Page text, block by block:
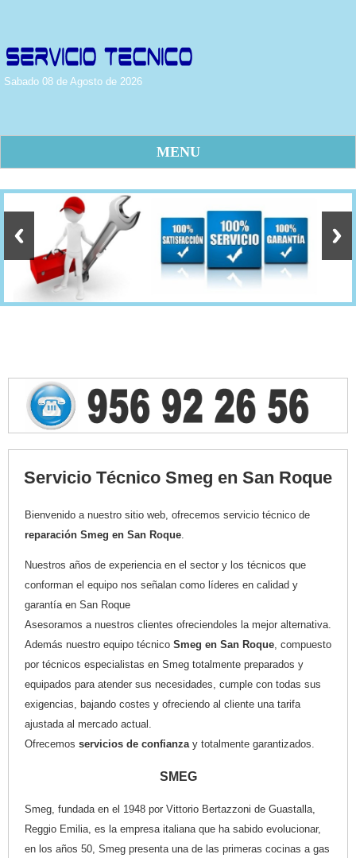
Sabado 08 de Agosto de 2026
MENU
Servicio Técnico Smeg en San Roque
Bienvenido a nuestro sitio web, ofrecemos servicio técnico de
reparación Smeg en San Roque.
Nuestros años de experiencia en el sector y los técnicos que
conforman el equipo nos señalan como líderes en calidad y
garantía en San Roque
Asesoramos a nuestros clientes ofreciendoles la mejor alternativa.
Además nuestro equipo técnico Smeg en San Roque, compuesto
por técnicos especialistas en Smeg totalmente preparados y
equipados para atender sus necesidades, cumple con todas sus
exigencias, bajando costes y ofreciendo al cliente una tarifa
ajustada al mercado actual.
Ofrecemos servicios de confianzay totalmente garantizados.
SMEG
Smeg, fundada en el 1948 por Vittorio Bertazzoni de Guastalla,
Reggio Emilia, es la empresa italiana que ha sabido evolucionar,
en los años 50, Smeg presenta una de las primeras cocinas a gas